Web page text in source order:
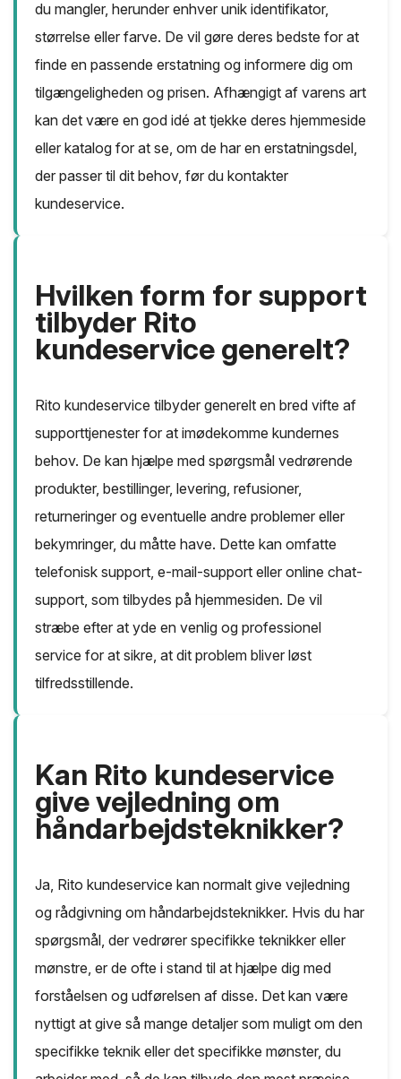
du mangler, herunder enhver unik identifikator,
størrelse eller farve. De vil gøre deres bedste for at
finde en passende erstatning og informere dig om
tilgængeligheden og prisen. Afhængigt af varens art
kan det være en god idé at tjekke deres hjemmeside
eller katalog for at se, om de har en erstatningsdel,
der passer til dit behov, før du kontakter
kundeservice.
Hvilken form for support
tilbyder Rito
kundeservice generelt?
Rito kundeservice tilbyder generelt en bred vifte af
supporttjenester for at imødekomme kundernes
behov. De kan hjælpe med spørgsmål vedrørende
produkter, bestillinger, levering, refusioner,
returneringer og eventuelle andre problemer eller
bekymringer, du måtte have. Dette kan omfatte
telefonisk support, e-mail-support eller online chat-
support, som tilbydes på hjemmesiden. De vil
stræbe efter at yde en venlig og professionel
service for at sikre, at dit problem bliver løst
tilfredsstillende.
Kan Rito kundeservice
give vejledning om
håndarbejdsteknikker?
Ja, Rito kundeservice kan normalt give vejledning
og rådgivning om håndarbejdsteknikker. Hvis du har
spørgsmål, der vedrører specifikke teknikker eller
mønstre, er de ofte i stand til at hjælpe dig med
forståelsen og udførelsen af disse. Det kan være
nyttigt at give så mange detaljer som muligt om den
specifikke teknik eller det specifikke mønster, du